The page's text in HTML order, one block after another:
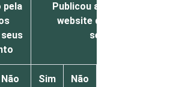
pela
Publicou a política de
website do
secretaria de
Não
Sim Não